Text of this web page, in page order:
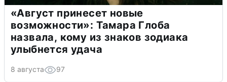
«Август принесет новые
возможности»: Тамара Глоба
назвала, кому из знаков зодиака
улыбнется удача
8 августа 97